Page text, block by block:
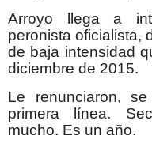
Arroyo llega a
peronista oficialista,
de baja intensidad
diciembre de 2015.
Le renunciaron,
primera línea.
mucho. Es un año.